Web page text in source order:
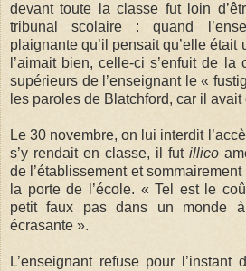
devant toute la classe fut loin
tribunal scolaire : quand
plaignante qu’il pensait qu’elle était
l’aimait bien, celle-ci s’enfuit de
supérieurs de l’enseignant le «
les paroles de Blatchford, car il
Le 30 novembre, on lui interdit
s’y rendait en classe, il fut illico
de l’établissement et
la porte de l’école. « Tel est le
petit faux pas dans un monde
écrasante ».
L’enseignant refuse pour l’instant